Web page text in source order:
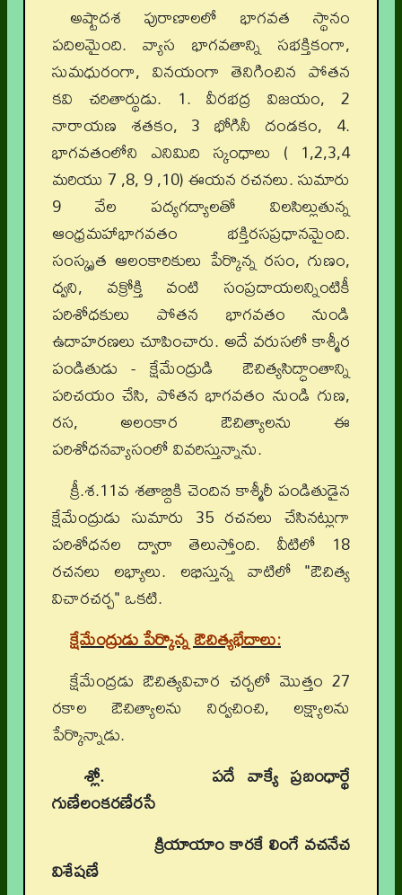
అష్టాదశ పురాణాలలో భాగవత స్థానం
పదిలమైంది. వ్యాస భాగవతాన్ని సభక్తికంగా,
సుమధురంగా, వినయంగా తెనిగించిన పోతన
కవి చరితార్థుడు. 1. వీరభద్ర విజయం, 2
నారాయణ శతకం, 3 భోగినీ దండకం, 4.
భాగవతంలోని ఎనిమిది స్కంధాలు ( 1,2,3,4
మరియు 7 ,8, 9 ,10) ఈయన రచనలు. సుమారు
9 వేల పద్యగద్యాలతో విలసిల్లుతున్న
ఆంధ్రమహాభాగవతం భక్తిరసప్రధానమైంది.
సంస్కృత ఆలంకారికులు పేర్కొన్న రసం, గుణం,
ధ్వని, వక్రోక్తి వంటి సంప్రదాయలన్నింటికీ
పరిశోధకులు పోతన భాగవతం నుండి
ఉదాహరణలు చూపించారు. అదే వరుసలో కాశ్మీర
పండితుడు - క్షేమేంద్రుడి ఔచిత్యసిద్ధాంతాన్ని
పరిచయం చేసి, పోతన భాగవతం నుండి గుణ,
రస, అలంకార ఔచిత్యాలను ఈ
పరిశోధనవ్యాసంలో వివరిస్తున్నాను.
క్రీ.శ.11వ శతాబ్దికి చెందిన కాశ్మీరీ పండితుడైన
క్షేమేంద్రుడు సుమారు 35 రచనలు చేసినట్లుగా
పరిశోధనల ద్వారా తెలుస్తోంది. వీటిలో 18
రచనలు లభ్యాలు. లభిస్తున్న వాటిలో "ఔచిత్య
విచారచర్చ" ఒకటి.
క్షేమేంద్రుడు పేర్కొన్న ఔచిత్యభేదాలు:
క్షేమేంద్రడు ఔచిత్యవిచార చర్చలో మొత్తం 27
రకాల ఔచిత్యాలను నిర్వచించి, లక్ష్యాలను
పేర్కొన్నాడు.
శ్లో.
పదే వాక్యే ప్రబంధార్థే
గుణేలంకరణేరసే
క్రియాయాం కారకే లింగే వచనేచ
విశేషణే